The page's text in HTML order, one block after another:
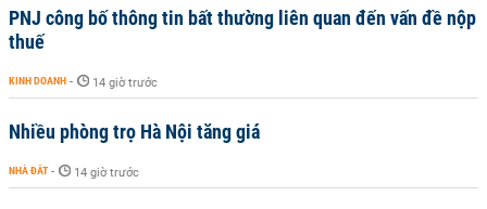
PNJ công bố thông tin bất thường liên quan đến vấn đề nộp
thuế
KINH DOANH - 14 giờ trước
Nhiều phòng trọ Hà Nội tăng giá
NHÀ ĐẤT - 14 giờ trước